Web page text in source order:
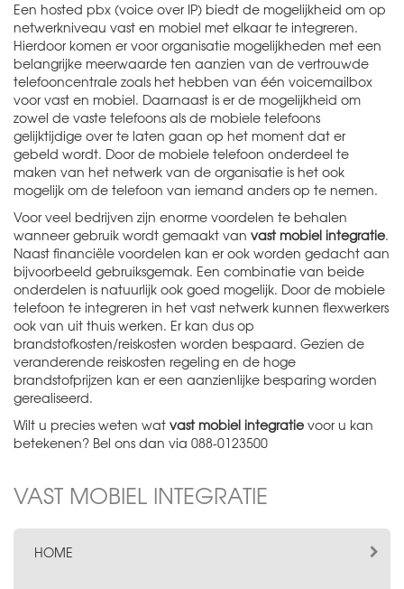
Een hosted pbx (voice over IP) biedt de mogelijkheid om op
netwerkniveau vast en mobiel met elkaar te integreren.
Hierdoor komen er voor organisatie mogelijkheden met een
belangrijke meerwaarde ten aanzien van de vertrouwde
telefooncentrale zoals het hebben van één voicemailbox
voor vast en mobiel. Daarnaast is er de mogelijkheid om
zowel de vaste telefoons als de mobiele telefoons
gelijktijdige over te laten gaan op het moment dat er
gebeld wordt. Door de mobiele telefoon onderdeel te
maken van het netwerk van de organisatie is het ook
mogelijk om de telefoon van iemand anders op te nemen.
Voor veel bedrijven zijn enorme voordelen te behalen
wanneer gebruik wordt gemaakt van vast mobiel integratie.
Naast financiële voordelen kan er ook worden gedacht aan
bijvoorbeeld gebruiksgemak. Een combinatie van beide
onderdelen is natuurlijk ook goed mogelijk. Door de mobiele
telefoon te integreren in het vast netwerk kunnen flexwerkers
ook van uit thuis werken. Er kan dus op
brandstofkosten/reiskosten worden bespaard. Gezien de
veranderende reiskosten regeling en de hoge
brandstofprijzen kan er een aanzienlijke besparing worden
gerealiseerd.
Wilt u precies weten wat vast mobiel integratie voor u kan
betekenen? Bel ons dan via 088-0123500
VAST MOBIEL INTEGRATIE
HOME